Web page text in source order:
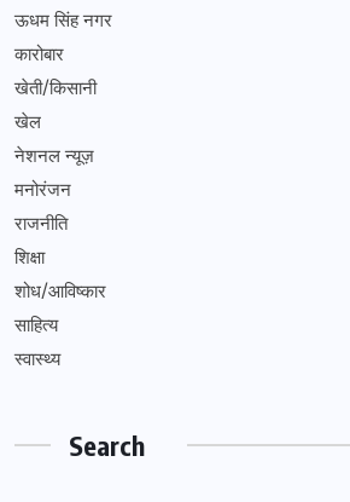
ऊधम सिंह नगर
कारोबार
खेती/किसानी
खेल
नेशनल न्यूज़
मनोरंजन
राजनीति
शिक्षा
शोध/आविष्कार
साहित्य
स्वास्थ्य
Search